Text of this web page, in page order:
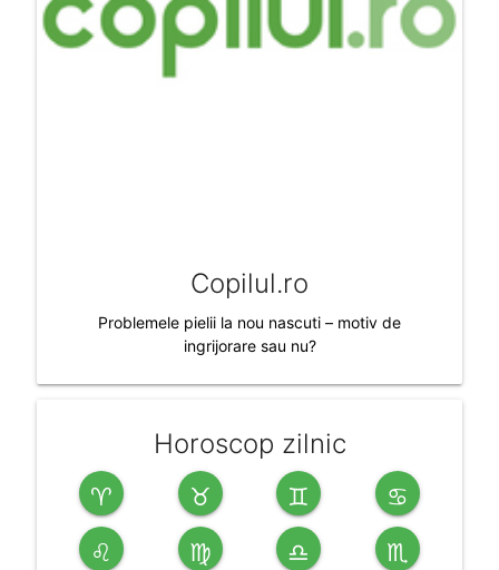
Copilul.ro
Problemele pielii la nou nascuti – motiv de
ingrijorare sau nu?
Horoscop zilnic
♈ ♉ ♊ ♋
♌ ♍ ♎ ♏